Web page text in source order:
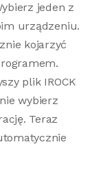
jeden z
urządzeniu.
kojarzyć
plik IROCK
wybierz
Teraz